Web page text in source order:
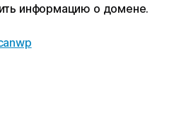
информацию о домене.